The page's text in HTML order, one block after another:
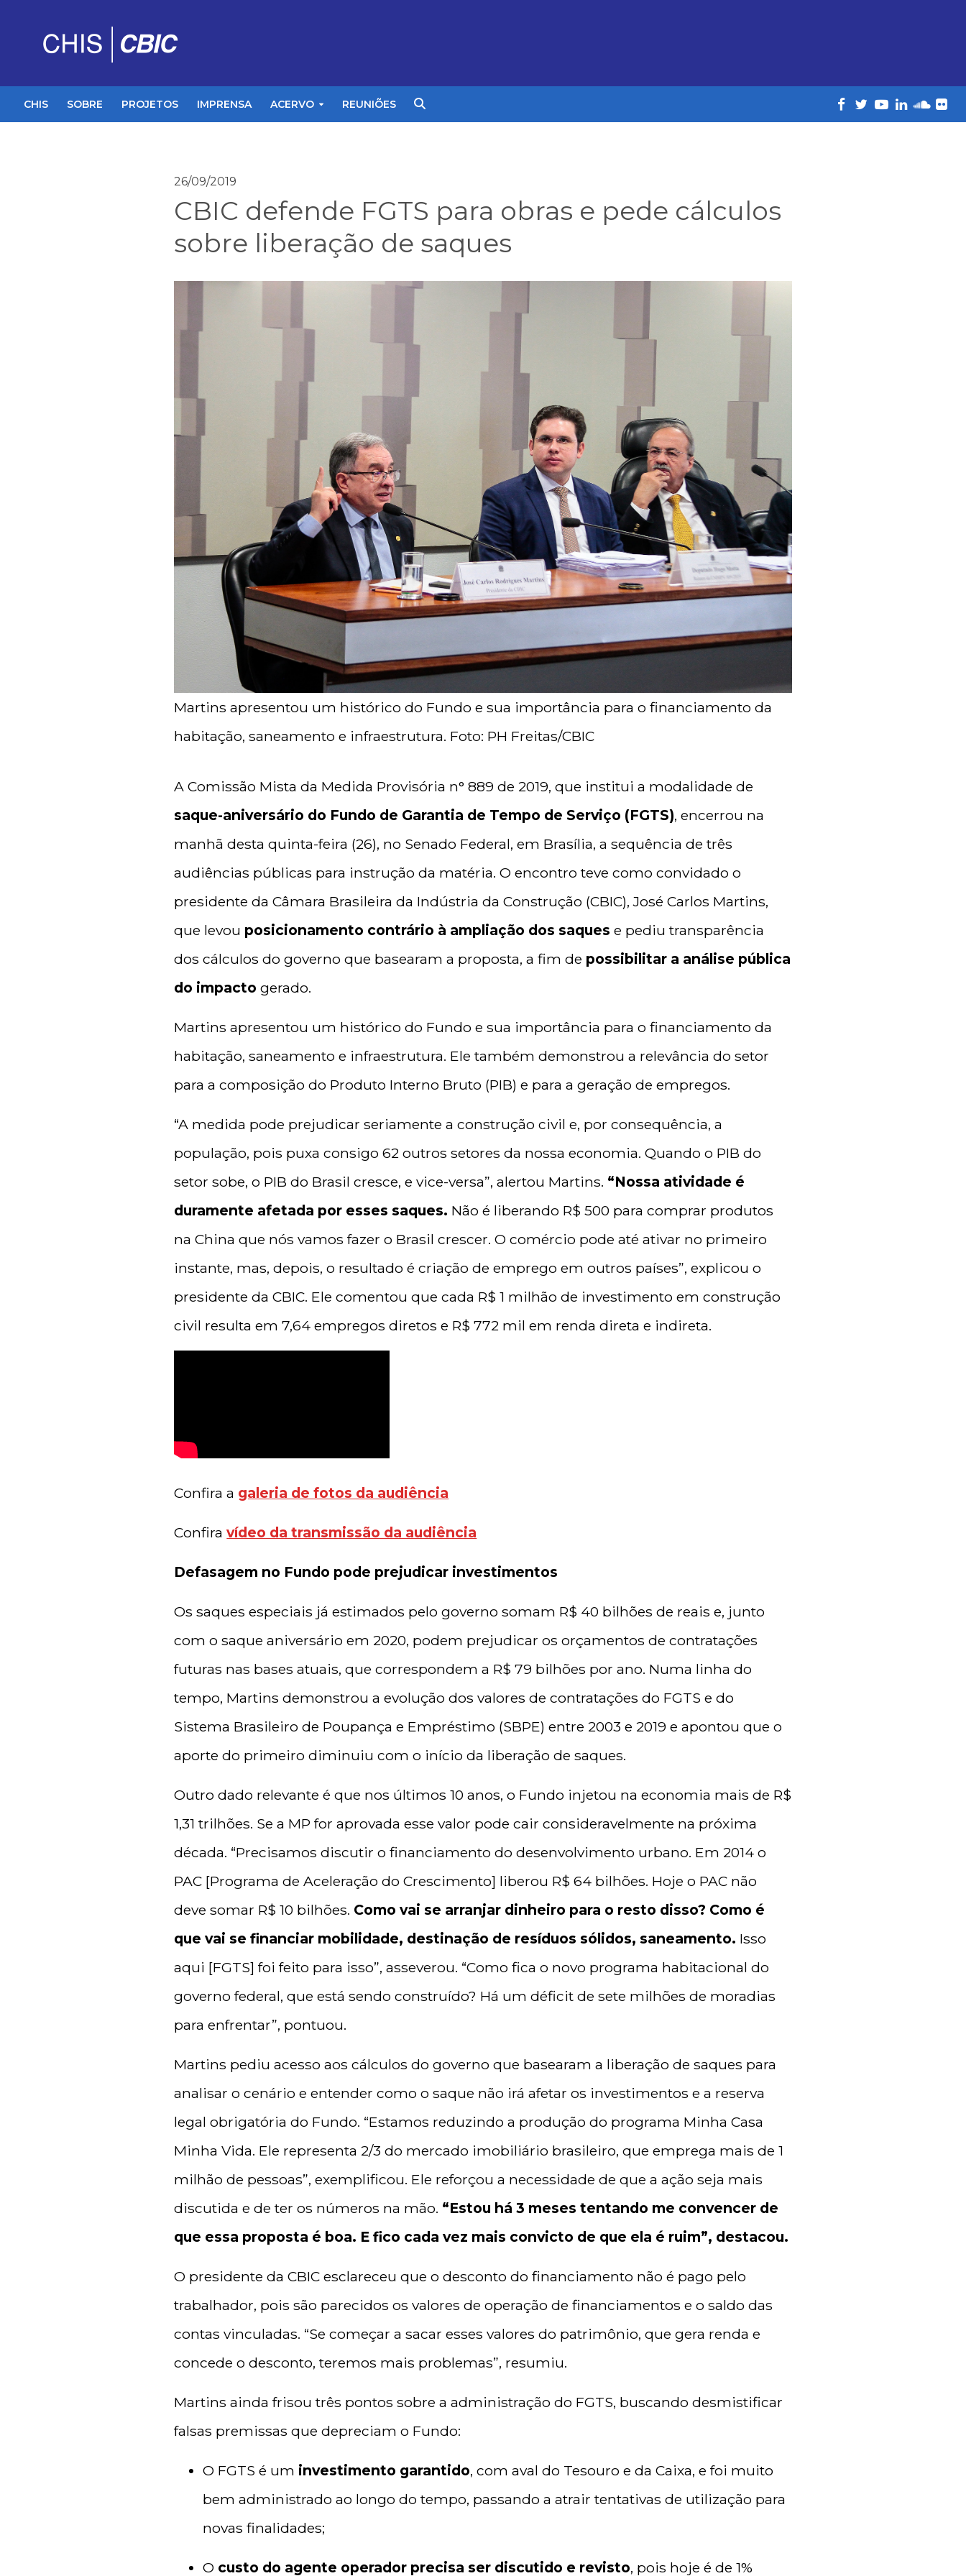
CHIS SOBRE PROJETOS IMPRENSA ACERVO REUNIÕES
26/09/2019
CBIC defende FGTS para obras e pede cálculos
sobre liberação de saques
Martins apresentou um histórico do Fundo e sua importância para o financiamento da
habitação, saneamento e infraestrutura. Foto: PH Freitas/CBIC
A Comissão Mista da Medida Provisória n° 889 de 2019, que institui a modalidade de
saque-aniversário do Fundo de Garantia de Tempo de Serviço (FGTS), encerrou na
manhã desta quinta-feira (26), no Senado Federal, em Brasília, a sequência de três
audiências públicas para instrução da matéria. O encontro teve como convidado o
presidente da Câmara Brasileira da Indústria da Construção (CBIC), José Carlos Martins,
que levou posicionamento contrário à ampliação dos saques e pediu transparência
dos cálculos do governo que basearam a proposta, a fim de possibilitar a análise pública
do impacto gerado.
Martins apresentou um histórico do Fundo e sua importância para o financiamento da
habitação, saneamento e infraestrutura. Ele também demonstrou a relevância do setor
para a composição do Produto Interno Bruto (PIB) e para a geração de empregos.
“A medida pode prejudicar seriamente a construção civil e, por consequência, a
população, pois puxa consigo 62 outros setores da nossa economia. Quando o PIB do
setor sobe, o PIB do Brasil cresce, e vice-versa”, alertou Martins. “Nossa atividade é
duramente afetada por esses saques. Não é liberando R$ 500 para comprar produtos
na China que nós vamos fazer o Brasil crescer. O comércio pode até ativar no primeiro
instante, mas, depois, o resultado é criação de emprego em outros países”, explicou o
presidente da CBIC. Ele comentou que cada R$ 1 milhão de investimento em construção
civil resulta em 7,64 empregos diretos e R$ 772 mil em renda direta e indireta.
Confira a galeria de fotos da audiência
Confiravídeo da transmissão da audiência
Defasagem no Fundo pode prejudicar investimentos
Os saques especiais já estimados pelo governo somam R$ 40 bilhões de reais e, junto
com o saque aniversário em 2020, podem prejudicar os orçamentos de contratações
futuras nas bases atuais, que correspondem a R$ 79 bilhões por ano. Numa linha do
tempo, Martins demonstrou a evolução dos valores de contratações do FGTS e do
Sistema Brasileiro de Poupança e Empréstimo (SBPE) entre 2003 e 2019 e apontou que o
aporte do primeiro diminuiu com o início da liberação de saques.
Outro dado relevante é que nos últimos 10 anos, o Fundo injetou na economia mais de R$
1,31 trilhões. Se a MP for aprovada esse valor pode cair consideravelmente na próxima
década. “Precisamos discutir o financiamento do desenvolvimento urbano. Em 2014 o
PAC [Programa de Aceleração do Crescimento] liberou R$ 64 bilhões. Hoje o PAC não
deve somar R$ 10 bilhões. Como vai se arranjar dinheiro para o resto disso? Como é
que vai se financiar mobilidade, destinação de resíduos sólidos, saneamento. Isso
aqui [FGTS] foi feito para isso”, asseverou. “Como fica o novo programa habitacional do
governo federal, que está sendo construído? Há um déficit de sete milhões de moradias
para enfrentar”, pontuou.
Martins pediu acesso aos cálculos do governo que basearam a liberação de saques para
analisar o cenário e entender como o saque não irá afetar os investimentos e a reserva
legal obrigatória do Fundo. “Estamos reduzindo a produção do programa Minha Casa
Minha Vida. Ele representa 2/3 do mercado imobiliário brasileiro, que emprega mais de 1
milhão de pessoas”, exemplificou. Ele reforçou a necessidade de que a ação seja mais
discutida e de ter os números na mão. “Estou há 3 meses tentando me convencer de
que essa proposta é boa. E fico cada vez mais convicto de que ela é ruim”, destacou.
O presidente da CBIC esclareceu que o desconto do financiamento não é pago pelo
trabalhador, pois são parecidos os valores de operação de financiamentos e o saldo das
contas vinculadas. “Se começar a sacar esses valores do patrimônio, que gera renda e
concede o desconto, teremos mais problemas”, resumiu.
Martins ainda frisou três pontos sobre a administração do FGTS, buscando desmistificar
falsas premissas que depreciam o Fundo:
O FGTS é um investimento garantido, com aval do Tesouro e da Caixa, e foi muito
bem administrado ao longo do tempo, passando a atrair tentativas de utilização para
novas finalidades;
O custo do agente operador precisa ser discutido e revisto, pois hoje é de 1%